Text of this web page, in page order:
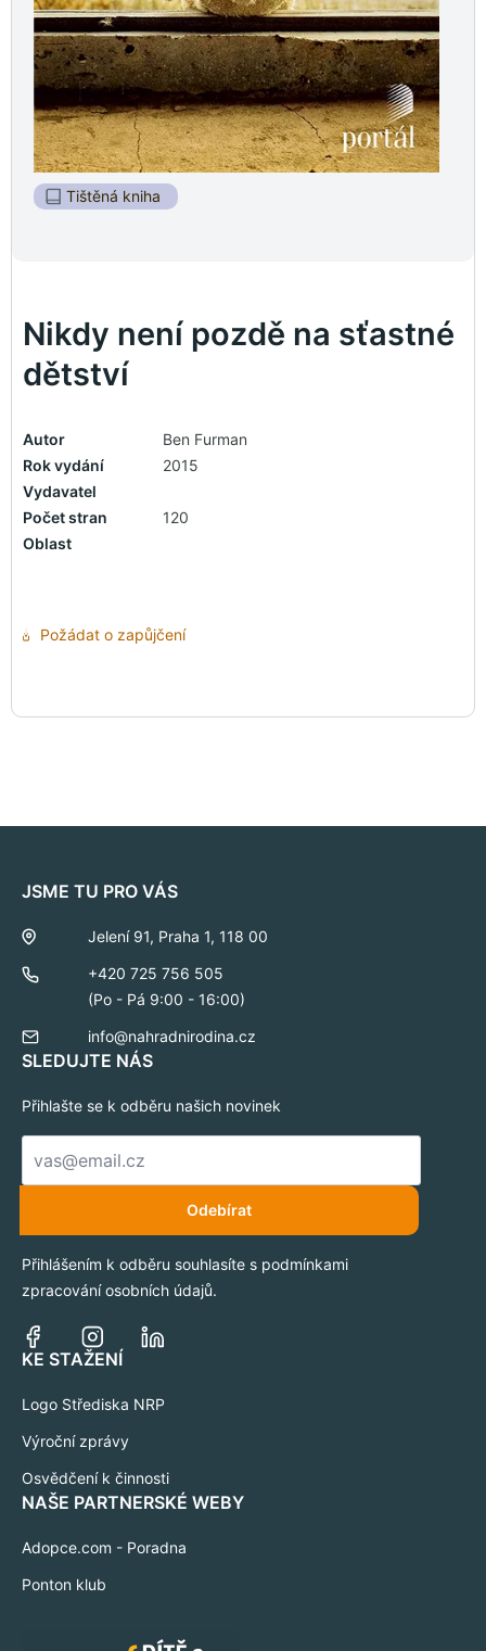
Nikdy není pozdě na sťastné
dětství
Autor
Ben Furman
Rok vydání
2015
Vydavatel
Počet stran
120
Oblast
Požádat o zapůjčení
Tištěná kniha
JSME TU PRO VÁS
Jelení 91, Praha 1, 118 00
+420 725 756 505
(Po - Pá 9:00 - 16:00)
info@nahradnirodina.cz
SLEDUJTE NÁS
Přihlašte se k odběru našich novinek
E-
mail
Odebírat
Přihlášením k odběru souhlasíte s podmínkami
zpracování osobních údajů.
KE STAŽENÍ
Logo Střediska NRP
Výroční zprávy
Osvědčení k činnosti
NAŠE PARTNERSKÉ WEBY
Adopce.com - Poradna
Ponton klub